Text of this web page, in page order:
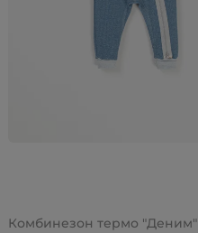
Комбинезон термо "Деним"